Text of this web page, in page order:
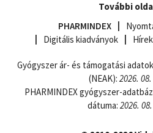
További
PHARMINDEX
Digitális kiadványok
Hírek
Gyógyszer ár- és támogatási
(NEAK): 2026.
PHARMINDEX gyógyszer-
dátuma: 2026.